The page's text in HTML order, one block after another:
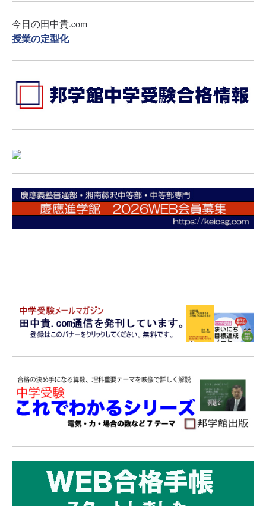
今日の田中貴.com
授業の定型化